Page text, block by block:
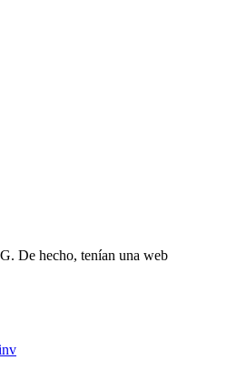
De hecho, tenían una web